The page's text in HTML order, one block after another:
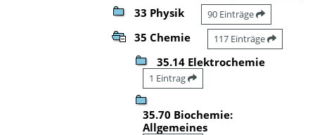
33 Physik 90 Einträge
35 Chemie 117 Einträge
35.14 Elektrochemie
1 Eintrag
35.70 Biochemie:
Allgemeines